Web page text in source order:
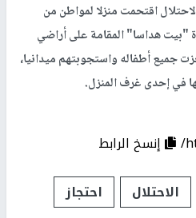
اقتحمت منزلا لمواطن من
"بيت هداسا" المقامة على أراضي
جميع أطفاله واستجوبتهم ميدانيا،
في إحدى غرف المنزل.
إنسخ الرابط
الاحتلال احتجاز